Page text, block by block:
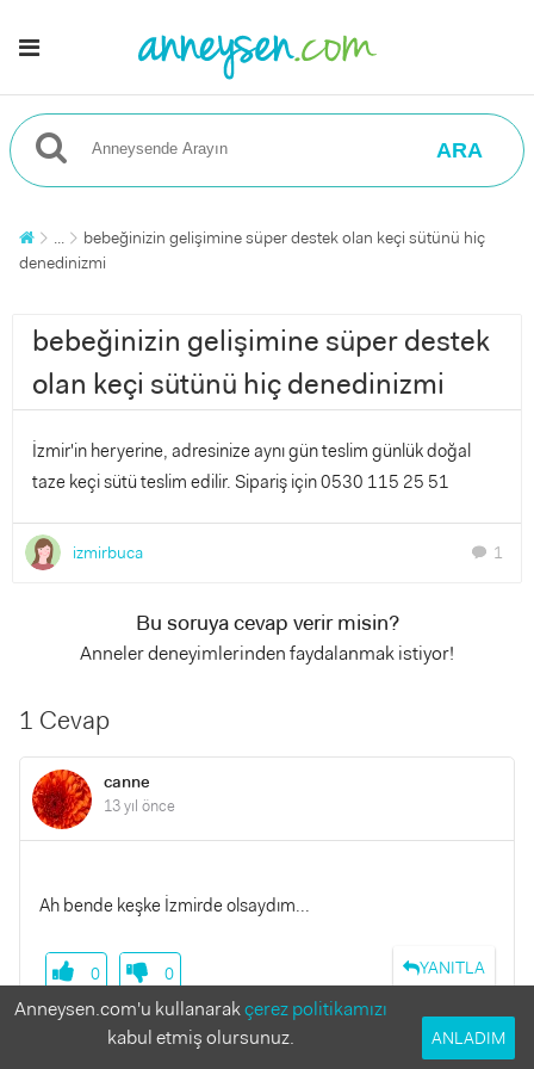
ARA
...
bebeğinizin gelişimine süper destek olan keçi sütünü hiç
denedinizmi
bebeğinizin gelişimine süper destek
olan keçi sütünü hiç denedinizmi
İzmir'in heryerine, adresinize aynı gün teslim günlük doğal
taze keçi sütü teslim edilir. Sipariş için 0530 115 25 51
izmirbuca chat 1
Bu soruya cevap verir misin?
Anneler deneyimlerinden faydalanmak istiyor!
1 Cevap
canne
13 yıl önce
Ah bende keşke İzmirde olsaydım...
YANITLA
0 0
Anneysen.com'u kullanarakçerez politikamızı
kabul etmiş olursunuz.
ANLADIM